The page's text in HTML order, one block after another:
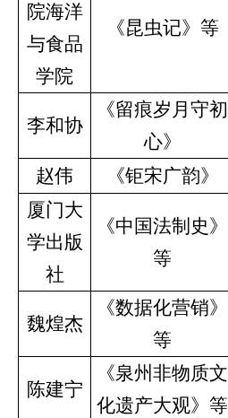
院海洋
与食品
学院
《昆虫记》等
李和协
《留痕岁月守初
心》
赵伟 《钜宋广韵》
厦门大
学出版
社
《中国法制史》
等
魏煌杰
《数据化营销》
等
陈建宁
《泉州非物质文
化遗产大观》等